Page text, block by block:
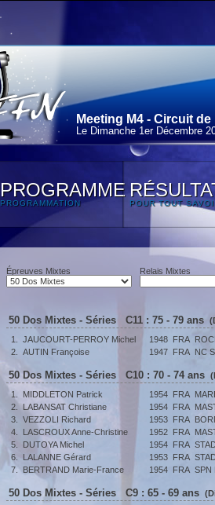
Meeting M4 - Circuit
Le Dimanche 1erDécembre
PROGRAMME
PROGRAMMATION POUR TOUT
Épreuves Mixtes Relais Mixtes
50 Dos Mixtes - Séries C11 : 75 - 79 ans
1.
JAUCOURT-PERROY Michel 1948 FRA
2.
AUTIN Françoise 1947 FRA NC
50 Dos Mixtes - Séries C10 : 70 - 74 ans
1.
MIDDLETON Patrick 1954 FRA
2.
LABANSAT Christiane 1954 FRA
3.
VEZZOLI Richard 1953 FRA
4.
LASCROUX Anne-Christine 1952 FRA
5.
DUTOYA Michel 1954 FRA
6.
LALANNE Gérard 1953 FRA
7. BERTRAND Marie-France 1954 FRA SPN
50 Dos Mixtes - Séries C9 : 65 - 69 ans